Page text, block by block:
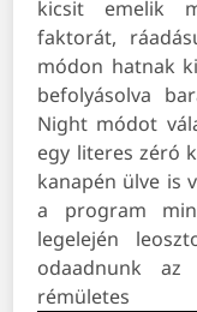
kicsit emelik
faktorát,
módon hatnak
befolyásolva
Night módot
egy literes zéró
kanapén ülve is
a program
legelején
odaadnunk